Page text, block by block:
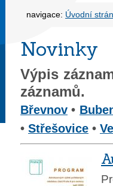
navigace: Úvodní
Novinky
Výpis
záznamů.
Břevnov •
• Střešovice •